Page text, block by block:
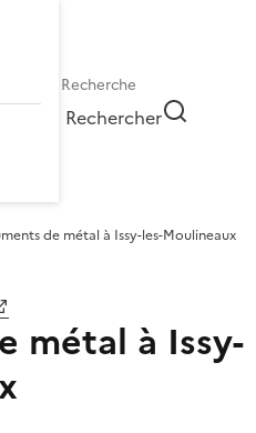
Rechercher
de métal à Issy-les-Moulineaux
métal à Issy-